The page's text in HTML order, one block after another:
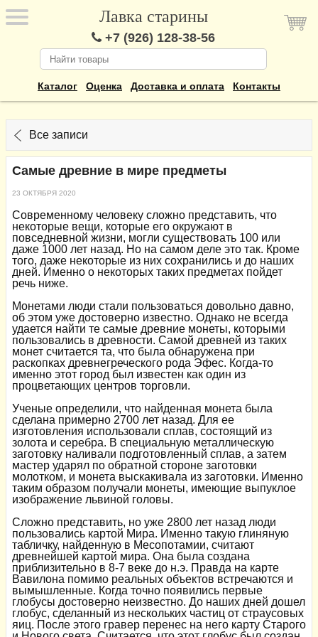
Лавка старины
+7 (926) 128-38-56
Каталог Оценка Доставка и оплата Контакты
Все записи
Самые древние в мире предметы
23 ОКТЯБРЯ 2020
Современному человеку сложно представить, что
некоторые вещи, которые его окружают в
повседневной жизни, могли существовать 100 или
даже 1000 лет назад. Но на самом деле это так. Кроме
того, даже некоторые из них сохранились и до наших
дней. Именно о некоторых таких предметах пойдет
речь ниже.
Монетами люди стали пользоваться довольно давно,
об этом уже достоверно известно. Однако не всегда
удается найти те самые древние монеты, которыми
пользовались в древности. Самой древней из таких
монет считается та, что была обнаружена при
раскопках древнегреческого рода Эфес. Когда-то
именно этот город был известен как один из
процветающих центров торговли.
Ученые определили, что найденная монета была
сделана примерно 2700 лет назад. Для ее
изготовления использовали сплав, состоящий из
золота и серебра. В специальную металлическую
заготовку наливали подготовленный сплав, а затем
мастер ударял по обратной стороне заготовки
молотком, и монета выскакивала из заготовки. Именно
таким образом получали монеты, имеющие выпуклое
изображение львиной головы.
Сложно представить, но уже 2800 лет назад люди
пользовались картой Мира. Именно такую глиняную
табличку, найденную в Месопотамии, считают
древнейшей картой мира. Она была создана
приблизительно в 8-7 веке до н.э. Правда на карте
Вавилона помимо реальных объектов встречаются и
вымышленные. Когда точно появились первые
глобусы достоверно неизвестно. До наших дней дошел
глобус, сделанный из нескольких частиц от страусовых
яиц. После этого гравер перенес на него карту Старого